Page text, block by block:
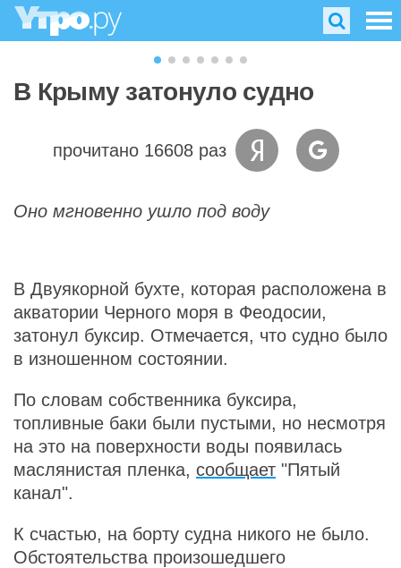
В Крыму затонуло судно
прочитано 16608 раз
Оно мгновенно ушло под воду
В Двуякорной бухте, которая расположена в
акватории Черного моря в Феодосии,
затонул буксир. Отмечается, что судно было
в изношенном состоянии.
По словам собственника буксира,
топливные баки были пустыми, но несмотря
на это на поверхности воды появилась
маслянистая пленка, сообщает "Пятый
канал".
К счастью, на борту судна никого не было.
Обстоятельства произошедшего